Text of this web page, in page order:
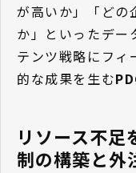
が高いか」「どの
か」といったデー
テンツ戦略にフィ
的な成果を生む
リソース不足
制の構築と外